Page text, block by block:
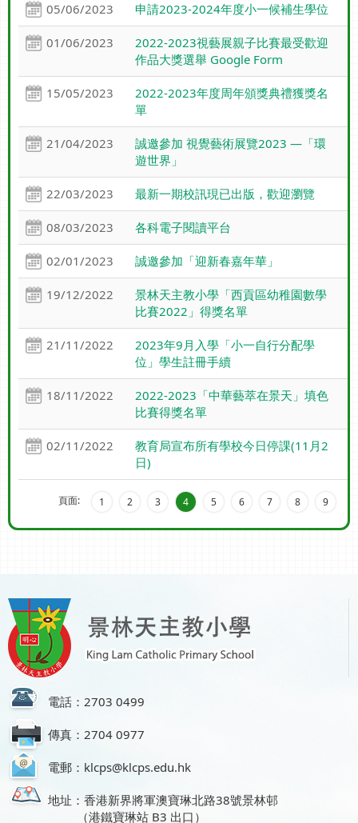
05/06/2023 申請2023-2024年度小一候補生學位
01/06/2023
2022-2023視藝展親子比賽最受歡迎
作品大獎選舉 Google Form
15/05/2023
2022-2023年度周年頒獎典禮獲獎名
單
21/04/2023
誠邀參加 視覺藝術展覽2023 —「環
遊世界」
22/03/2023 最新一期校訊現已出版，歡迎瀏覽
08/03/2023 各科電子閱讀平台
02/01/2023 誠邀參加「迎新春嘉年華」
19/12/2022
景林天主教小學「西貢區幼稚園數學
比賽2022」得獎名單
21/11/2022
2023年9月入學「小一自行分配學
位」學生註冊手續
18/11/2022
2022-2023「中華藝萃在景天」填色
比賽得獎名單
02/11/2022
教育局宣布所有學校今日停課(11月2
日)
頁面: 1 2 3 4 5 6 7 8 9
電話：2703 0499
傳真：2704 0977
電郵：klcps@klcps.edu.hk
地址：香港新界將軍澳寶琳北路38號景林邨
（港鐵寶琳站 B3 出口）